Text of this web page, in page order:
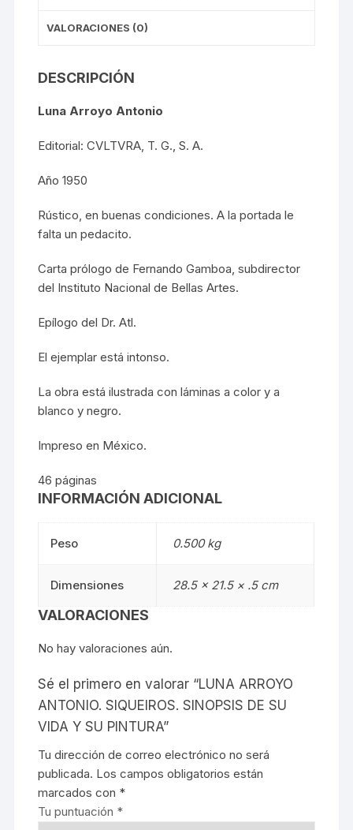
VALORACIONES (0)
DESCRIPCIÓN
Luna Arroyo Antonio
Editorial: CVLTVRA, T. G., S. A.
Año 1950
Rústico, en buenas condiciones. A la portada le
falta un pedacito.
Carta prólogo de Fernando Gamboa, subdirector
del Instituto Nacional de Bellas Artes.
Epílogo del Dr. Atl.
El ejemplar está intonso.
La obra está ilustrada con láminas a color y a
blanco y negro.
Impreso en México.
46 páginas
INFORMACIÓN ADICIONAL
Peso 0.500 kg
Dimensiones 28.5 × 21.5 × .5 cm
VALORACIONES
No hay valoraciones aún.
Sé el primero en valorar “LUNA ARROYO
ANTONIO. SIQUEIROS. SINOPSIS DE SU
VIDA Y SU PINTURA”
Tu dirección de correo electrónico no será
publicada. Los campos obligatorios están
marcados con *
Tu puntuación *